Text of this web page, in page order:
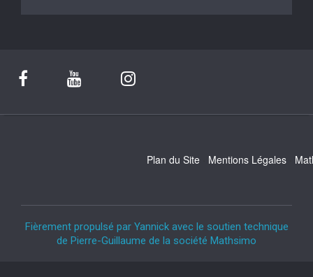
Plan du Site Mentions Légales
Fièrement propulsé par Yannick avec le soutien technique
de Pierre-Guillaume de la société Mathsimo